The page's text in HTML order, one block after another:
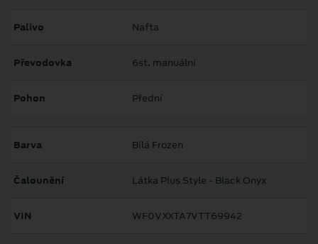
Palivo Nafta
Převodovka 6st. manuální
Pohon Přední
Barva Bílá Frozen
Čalounění Látka Plus Style - Black Onyx
VIN WF0VXXTA7VTT69942